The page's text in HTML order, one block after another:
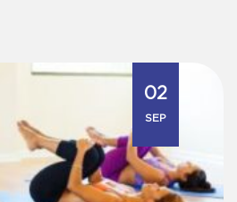
02
SEP